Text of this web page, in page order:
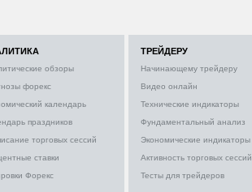
обзоры
форекс
календарь
праздников
торговых сессий
ставки
Форекс
ТРЕЙДЕРУ
Начинающему трейдеру
Видео онлайн
Технические индикаторы
Фундаментальный анализ
Экономические индикаторы
Активность торговых сессий
Тесты для трейдеров